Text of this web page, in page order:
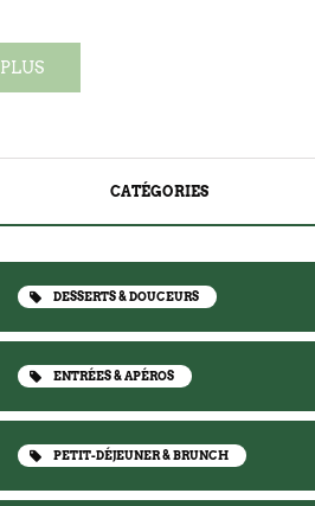
PLUS
CATÉGORIES
DESSERTS & DOUCEURS
ENTRÉES & APÉROS
PETIT-DÉJEUNER & BRUNCH